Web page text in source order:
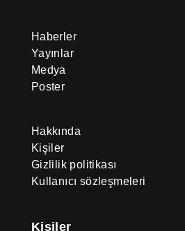
Haberler
Yayınlar
Medya
Poster
Hakkında
Kişiler
Gizlilik politikası
Kullanıcı sözleşmeleri
Kişiler